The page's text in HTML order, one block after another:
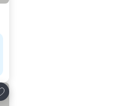
na seznam oblíbených hotelů